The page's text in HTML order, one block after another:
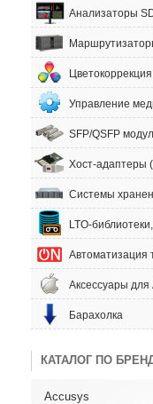
Анализаторы
Управление
SFP/QSFP
Хост-адаптеры
Системы
LTO-
Автоматизация
Аксессуары для
Барахолка
КАТАЛОГ ПО
Accusys